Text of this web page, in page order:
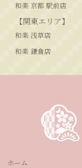
和楽 京都 駅前店
【関東エリア】
和楽 浅草店
和楽 鎌倉店
ホーム